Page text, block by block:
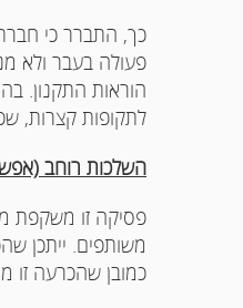
כך, התברר כי
פעולה בעבר ולא
הוראות התקנון.
לתקופות קצרות,
השלכות רוחב
פסיקה זו משקפת
משותפים. ייתכן
כמובן שהכרעה זו